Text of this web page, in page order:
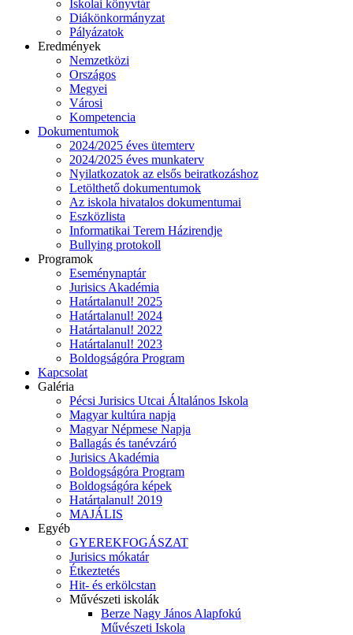
Iskolai könyvtár
Diákönkormányzat
Pályázatok
Eredmények
Nemzetközi
Országos
Megyei
Városi
Kompetencia
Dokumentumok
2024/2025 éves ütemterv
2024/2025 éves munkaterv
Nyilatkozatok az elsős beiratkozáshoz
Letölthető dokumentumok
Az iskola hivatalos dokumentumai
Eszközlista
Informatikai Terem Házirendje
Bullying protokoll
Programok
Eseménynaptár
Jurisics Akadémia
Határtalanul! 2025
Határtalanul! 2024
Határtalanul! 2022
Határtalanul! 2023
Boldogságóra Program
Kapcsolat
Galéria
Pécsi Jurisics Utcai Általános Iskola
Magyar kultúra napja
Magyar Népmese Napja
Ballagás és tanévzáró
Jurisics Akadémia
Boldogságóra Program
Boldogságóra képek
Határtalanul! 2019
MAJÁLIS
Egyéb
GYEREKFOGÁSZAT
Jurisics mókatár
Étkeztetés
Hit- és erkölcstan
Művészeti iskolák
Berze Nagy János Alapfokú
Művészeti Iskola